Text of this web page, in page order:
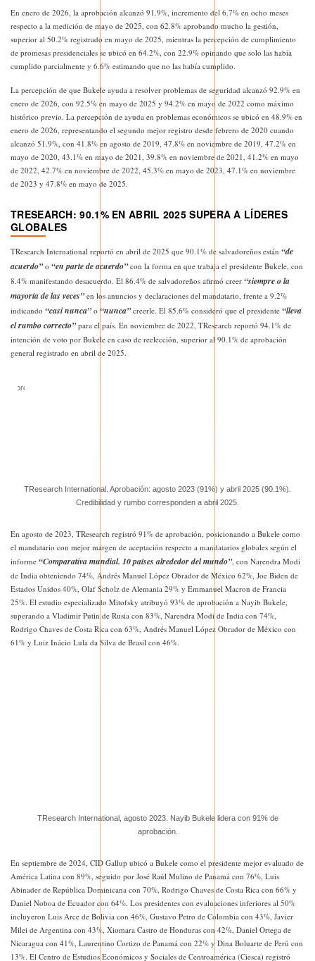
En enero de 2026, la aprobación alcanzó 91.9%, incremento del 6.7% en ocho meses
respecto a la medición de mayo de 2025, con 62.8% aprobando mucho la gestión,
superior al 50.2% registrado en mayo de 2025, mientras la percepción de cumplimiento
de promesas presidenciales se ubicó en 64.2%, con 22.9% opinando que solo las había
cumplido parcialmente y 6.6% estimando que no las había cumplido.
La percepción de que Bukele ayuda a resolver problemas de seguridad alcanzó 92.9% en
enero de 2026, con 92.5% en mayo de 2025 y 94.2% en mayo de 2022 como máximo
histórico previo. La percepción de ayuda en problemas económicos se ubicó en 48.9% en
enero de 2026, representando el segundo mejor registro desde febrero de 2020 cuando
alcanzó 51.9%, con 41.8% en agosto de 2019, 47.8% en noviembre de 2019, 47.2% en
mayo de 2020, 43.1% en mayo de 2021, 39.8% en noviembre de 2021, 41.2% en mayo
de 2022, 42.7% en noviembre de 2022, 45.3% en mayo de 2023, 47.1% en noviembre
de 2023 y 47.8% en mayo de 2025.
TRESEARCH: 90.1% EN ABRIL 2025 SUPERA A LÍDERES
GLOBALES
TResearch International reportó en abril de 2025 que 90.1% de salvadoreños están “de
acuerdo” o “en parte de acuerdo” con la forma en que trabaja el presidente Bukele, con
8.4% manifestando desacuerdo. El 86.4% de salvadoreños afirmó creer “siempre o la
mayoría de las veces” en los anuncios y declaraciones del mandatario, frente a 9.2%
indicando “casi nunca” o “nunca” creerle. El 85.6% consideró que el presidente “lleva
el rumbo correcto” para el país. En noviembre de 2022, TResearch reportó 94.1% de
intención de voto por Bukele en caso de reelección, superior al 90.1% de aprobación
general registrado en abril de 2025.
TResearch International. Aprobación: agosto 2023 (91%) y abril 2025 (90.1%).
Credibilidad y rumbo corresponden a abril 2025.
En agosto de 2023, TResearch registró 91% de aprobación, posicionando a Bukele como
el mandatario con mejor margen de aceptación respecto a mandatarios globales según el
informe “Comparativa mundial. 10 países alrededor del mundo”, con Narendra Modi
de India obteniendo 74%, Andrés Manuel López Obrador de México 62%, Joe Biden de
Estados Unidos 40%, Olaf Scholz de Alemania 29% y Emmanuel Macron de Francia
25%. El estudio especializado Mitofsky atribuyó 93% de aprobación a Nayib Bukele,
superando a Vladimir Putin de Rusia con 83%, Narendra Modi de India con 74%,
Rodrigo Chaves de Costa Rica con 63%, Andrés Manuel López Obrador de México con
61% y Luiz Inácio Lula da Silva de Brasil con 46%.
TResearch International, agosto 2023. Nayib Bukele lidera con 91% de
aprobación.
En septiembre de 2024, CID Gallup ubicó a Bukele como el presidente mejor evaluado de
América Latina con 89%, seguido por José Raúl Mulino de Panamá con 76%, Luis
Abinader de República Dominicana con 70%, Rodrigo Chaves de Costa Rica con 66% y
Daniel Noboa de Ecuador con 64%. Los presidentes con evaluaciones inferiores al 50%
incluyeron Luis Arce de Bolivia con 46%, Gustavo Petro de Colombia con 43%, Javier
Milei de Argentina con 43%, Xiomara Castro de Honduras con 42%, Daniel Ortega de
Nicaragua con 41%, Laurentino Cortizo de Panamá con 22% y Dina Boluarte de Perú con
13%. El Centro de Estudios Económicos y Sociales de Centroamérica (Ciesca) registró